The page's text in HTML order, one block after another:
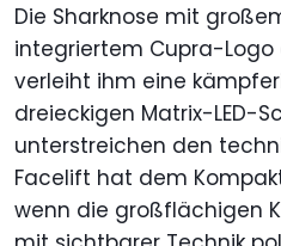
Die Sharknose mit
integriertem Cupra-
verleiht ihm eine
dreieckigen Matrix-LED-
unterstreichen den
Facelift hat dem
wenn die großflächigen